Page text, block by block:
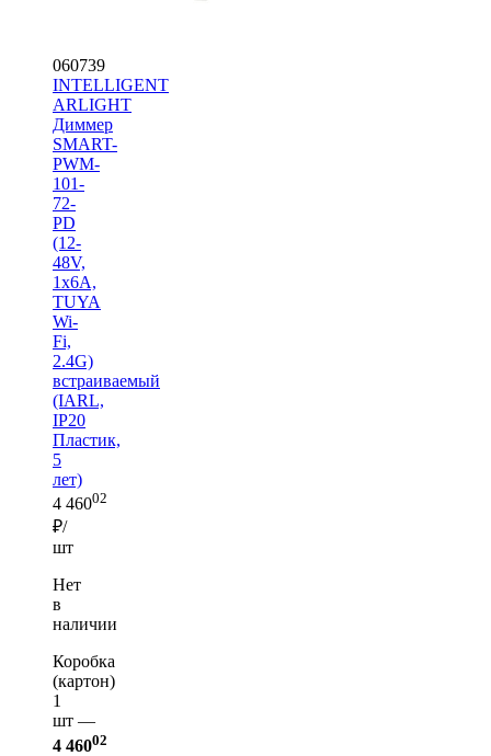
060739
INTELLIGENT
ARLIGHT
Диммер
SMART-
PWM-
101-
72-
PD
(12-
48V,
1x6A,
TUYA
Wi-
Fi,
2.4G)
встраиваемый
(IARL,
IP20
Пластик,
5
лет)
4 46002
₽/
шт
Нет
в
наличии
Коробка
(картон)
1
шт —
4 46002